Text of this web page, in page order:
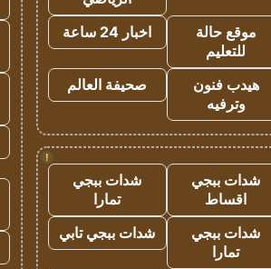
موقع حالة
للتعليم
اخبار 24 ساعة
هيدب فنون
وترفيه
صحيفة العالم
!
شدات ببجي
اقساط
شدات ببجي
تمارا
شدات ببجي
تمارا
شدات ببجي تابي